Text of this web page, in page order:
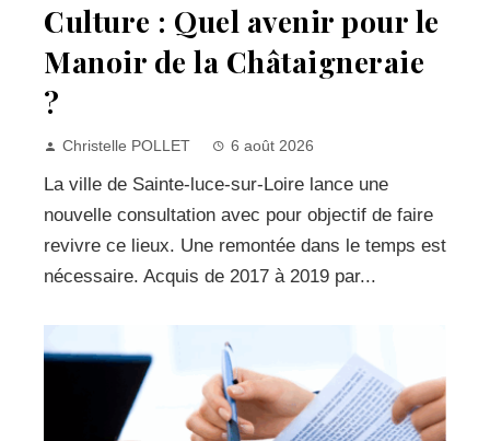
Culture : Quel avenir pour le
Manoir de la Châtaigneraie
?
Christelle POLLET 6 août 2026
La ville de Sainte-luce-sur-Loire lance une
nouvelle consultation avec pour objectif de faire
revivre ce lieux. Une remontée dans le temps est
nécessaire. Acquis de 2017 à 2019 par...